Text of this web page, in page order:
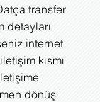
transfer
detayları
internet
kısmı
dönüş